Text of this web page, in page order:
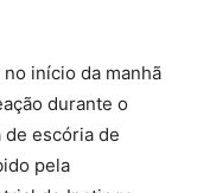
início da manhã
durante o
de escória de
pela